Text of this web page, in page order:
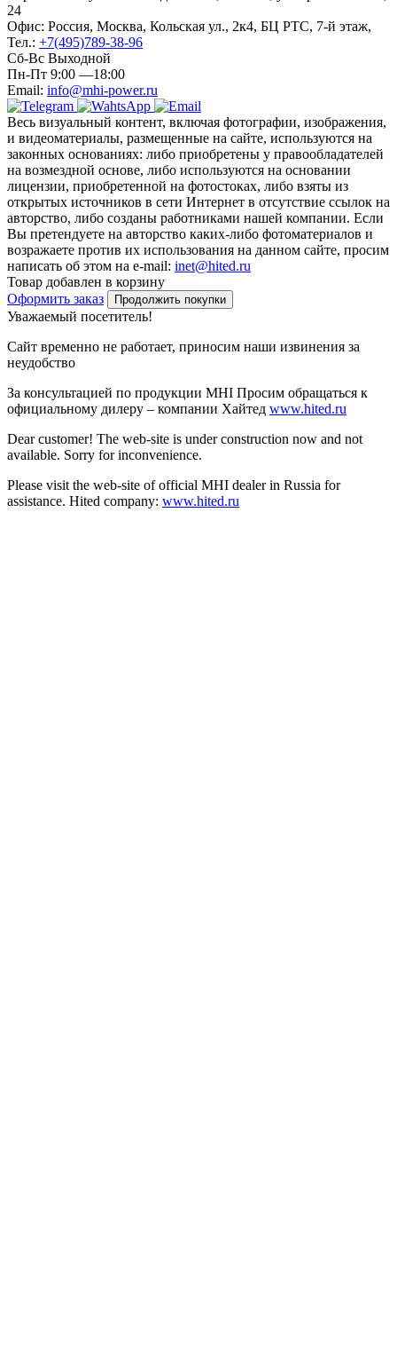
24
Офис: Россия, Москва, Кольская ул., 2к4, БЦ РТС, 7-й этаж,
Тел.: +7(495)789-38-96
Сб-Вс Выходной
Пн-Пт 9:00 —18:00
Email: info@mhi-power.ru
Весь визуальный контент, включая фотографии, изображения,
и видеоматериалы, размещенные на сайте, используются на
законных основаниях: либо приобретены у правообладателей
на возмездной основе, либо используются на основании
лицензии, приобретенной на фотостоках, либо взяты из
открытых источников в сети Интернет в отсутствие ссылок на
авторство, либо созданы работниками нашей компании. Если
Вы претендуете на авторство каких-либо фотоматериалов и
возражаете против их использования на данном сайте, просим
написать об этом на e-mail: inet@hited.ru
Товар добавлен в корзину
Оформить заказ
Продолжить покупки
Уважаемый посетитель!
Сайт временно не работает, приносим наши извинения за
неудобство
За консультацией по продукции MHI Просим обращаться к
официальному дилеру – компании Хайтед www.hited.ru
Dear customer! The web-site is under construction now and not
available. Sorry for inconvenience.
Please visit the web-site of official MHI dealer in Russia for
assistance. Hited company: www.hited.ru